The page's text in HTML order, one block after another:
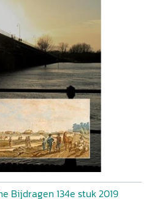
Bijdragen 134e stuk 2019